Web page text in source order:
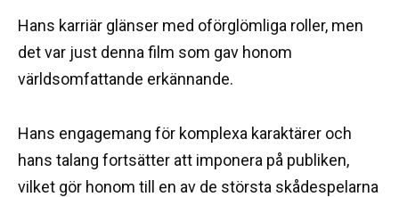
Hans karriär glänser med oförglömliga roller, men
det var just denna film som gav honom
världsomfattande erkännande.
Hans engagemang för komplexa karaktärer och
hans talang fortsätter att imponera på publiken,
vilket gör honom till en av de största skådespelarna